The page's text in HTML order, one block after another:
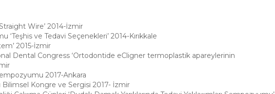
Wire’ 2014-İzmir
ve Tedavi Seçenekleri’ 2014-Kırıkkale
2015-İzmir
Dental Congress ‘Ortodontide eCligner termoplastik apareylerinin
2017-Ankara
Bilimsel Kongre ve Sergisi 2017- İzmir